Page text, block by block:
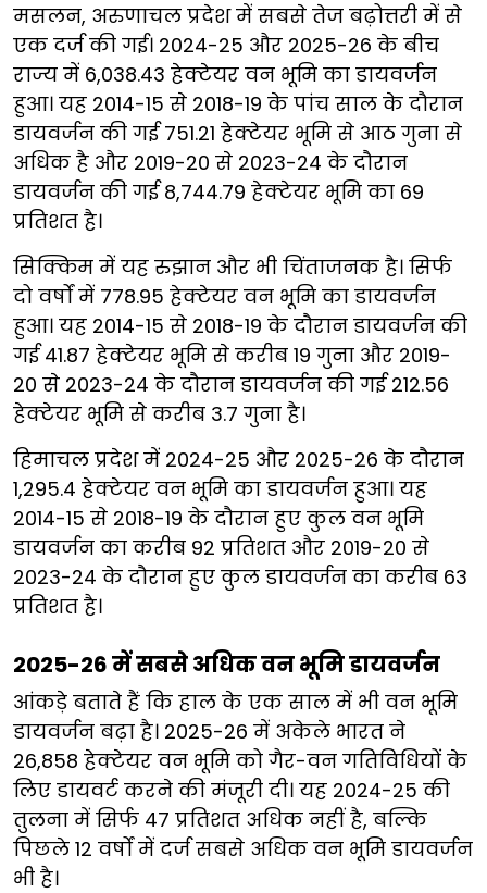
मसलन, अरुणाचल प्रदेश में सबसे तेज बढ़ोत्तरी में से
एक दर्ज की गई। 2024-25 और 2025-26 के बीच
राज्य में 6,038.43 हेक्टेयर वन भूमि का डायवर्जन
हुआ। यह 2014-15 से 2018-19 के पांच साल के दौरान
डायवर्जन की गई 751.21 हेक्टेयर भूमि से आठ गुना से
अधिक है और 2019-20 से 2023-24 के दौरान
डायवर्जन की गई 8,744.79 हेक्टेयर भूमि का 69
प्रतिशत है।
सिक्किम में यह रुझान और भी चिंताजनक है। सिर्फ
दो वर्षों में 778.95 हेक्टेयर वन भूमि का डायवर्जन
हुआ। यह 2014-15 से 2018-19 के दौरान डायवर्जन की
गई 41.87 हेक्टेयर भूमि से करीब 19 गुना और 2019-
20 से 2023-24 के दौरान डायवर्जन की गई 212.56
हेक्टेयर भूमि से करीब 3.7 गुना है।
हिमाचल प्रदेश में 2024-25 और 2025-26 के दौरान
1,295.4 हेक्टेयर वन भूमि का डायवर्जन हुआ। यह
2014-15 से 2018-19 के दौरान हुए कुल वन भूमि
डायवर्जन का करीब 92 प्रतिशत और 2019-20 से
2023-24 के दौरान हुए कुल डायवर्जन का करीब 63
प्रतिशत है।
2025-26 में सबसे अधिक वन भूमि डायवर्जन
आंकड़े बताते हैं कि हाल के एक साल में भी वन भूमि
डायवर्जन बढ़ा है। 2025-26 में अकेले भारत ने
26,858 हेक्टेयर वन भूमि को गैर-वन गतिविधियों के
लिए डायवर्ट करने की मंजूरी दी। यह 2024-25 की
तुलना में सिर्फ 47 प्रतिशत अधिक नहीं है, बल्कि
पिछले 12 वर्षों में दर्ज सबसे अधिक वन भूमि डायवर्जन
भी है।